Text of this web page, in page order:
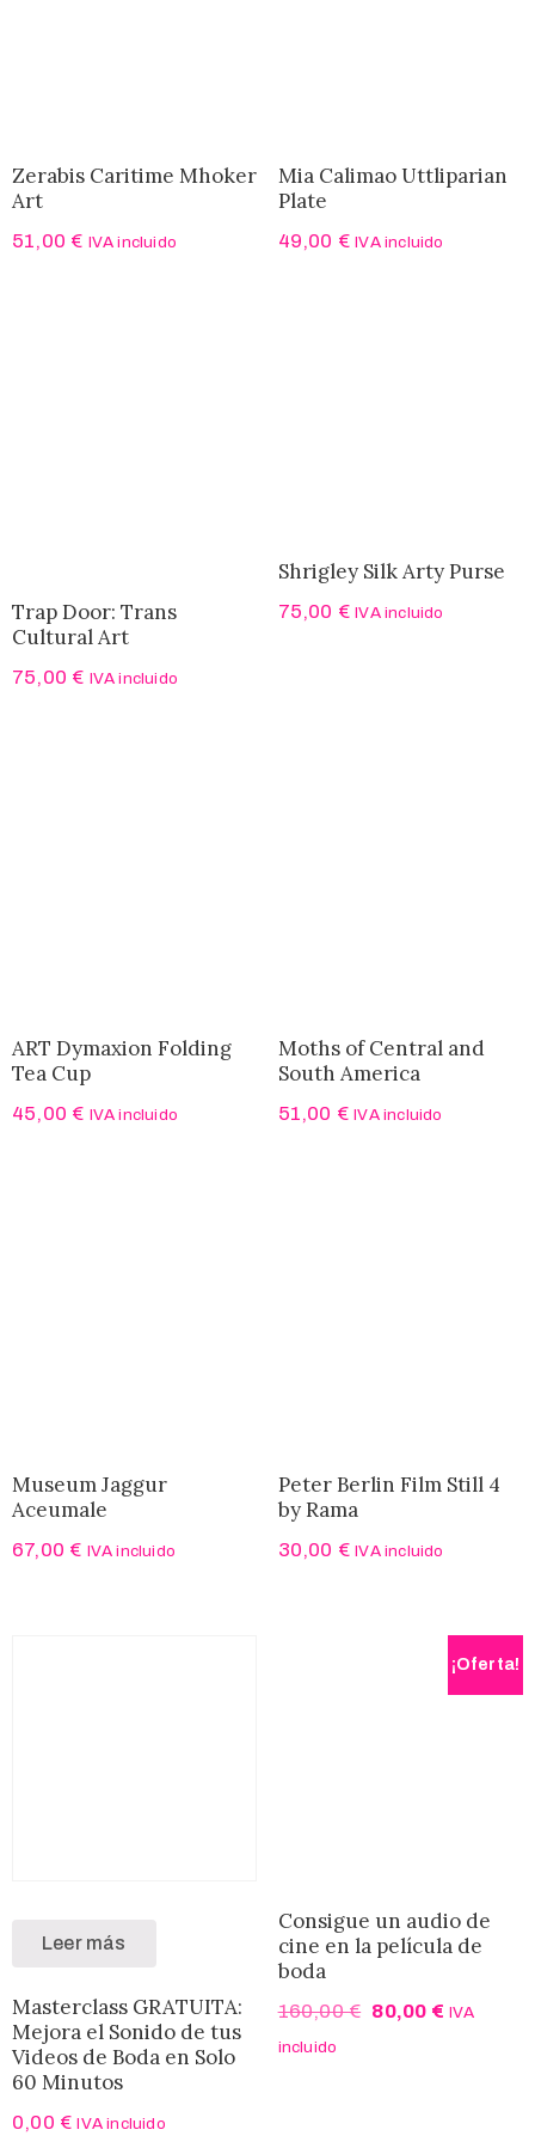
Zerabis Caritime Mhoker
Art
51,00 € IVA incluido
Mia Calimao Uttliparian
Plate
49,00 € IVA incluido
Trap Door: Trans
Cultural Art
75,00 € IVA incluido
Shrigley Silk Arty Purse
75,00 € IVA incluido
ART Dymaxion Folding
Tea Cup
45,00 € IVA incluido
Moths of Central and
South America
51,00 € IVA incluido
Museum Jaggur
Aceumale
67,00 € IVA incluido
Peter Berlin Film Still 4
by Rama
30,00 € IVA incluido
Leer más
Masterclass GRATUITA:
Mejora el Sonido de tus
Videos de Boda en Solo
60 Minutos​
0,00 € IVA incluido
¡Oferta!
Consigue un audio de
cine en la película de
boda
160,00€ 80,00 € IVA
incluido